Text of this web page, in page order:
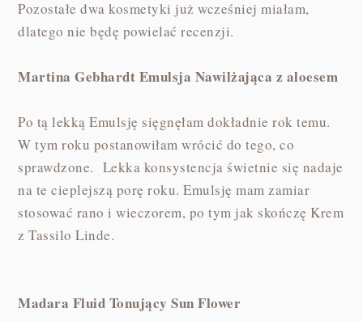
Pozostałe dwa kosmetyki już wcześniej miałam,
dlatego nie będę powielać recenzji.
Martina Gebhardt Emulsja Nawilżająca z aloesem
Po tą lekką Emulsję sięgnęłam dokładnie rok temu.
W tym roku postanowiłam wrócić do tego, co
sprawdzone. Lekka konsystencja świetnie się nadaje
na te cieplejszą porę roku. Emulsję mam zamiar
stosować rano i wieczorem, po tym jak skończę Krem
z Tassilo Linde.
Madara Fluid Tonujący Sun Flower